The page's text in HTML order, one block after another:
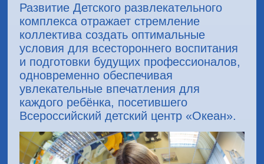
Развитие Детского развлекательного
комплекса отражает стремление
коллектива создать оптимальные
условия для всестороннего воспитания
и подготовки будущих профессионалов,
одновременно обеспечивая
увлекательные впечатления для
каждого ребёнка, посетившего
Всероссийский детский центр «Океан».